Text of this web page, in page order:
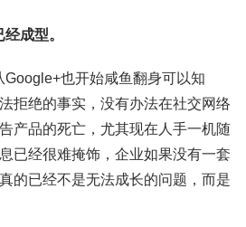
成型。
也开始咸鱼翻身可以知
拒绝的事实，没有办法在社交网络
产品的死亡，尤其现在人手一机随
已经很难掩饰，企业如果没有一套
的已经不是无法成长的问题，而是